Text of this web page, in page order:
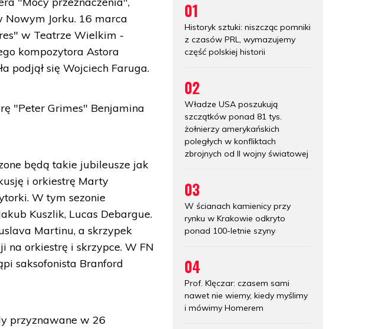
Jorku. 16 marca
w Teatrze Wielkim -
kompozytora Astora
podjął się Wojciech Faruga.
"Peter Grimes" Benjamina
będą takie jubileusze jak
i orkiestrę Marty
W tym sezonie
Kuszlik, Lucas Debargue.
Martinu, a skrzypek
na orkiestrę i skrzypce. W FN
saksofonista Branford
przyznawane w 26
01
Historyk sztuki: niszcząc pomniki
z czasów PRL, wymazujemy
część polskiej historii
02
Władze USA poszukują
szczątków ponad 81 tys.
żołnierzy amerykańskich
poległych w konfliktach
zbrojnych od II wojny światowej
03
W ścianach kamienicy przy
rynku w Krakowie odkryto
ponad 100-letnie szyny
04
Prof. Klęczar: czasem sami
nawet nie wiemy, kiedy myślimy
i mówimy Homerem